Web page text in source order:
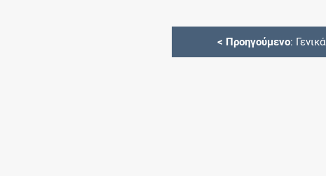
< Προηγούμενο: Γενικά